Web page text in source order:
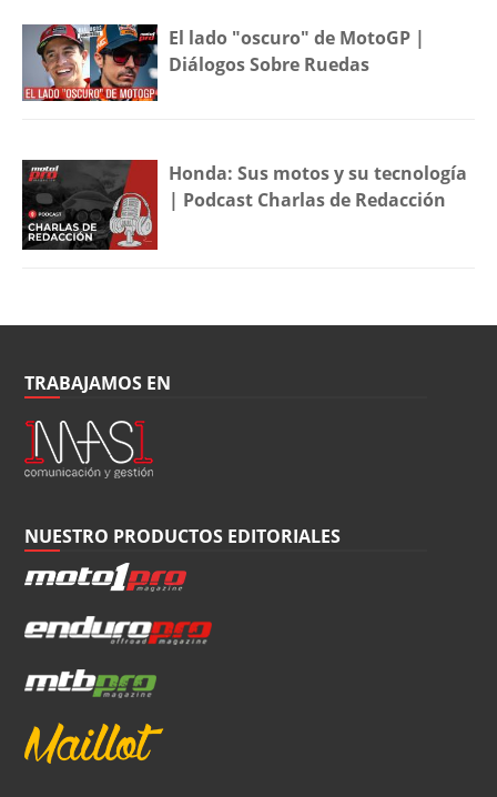
El lado "oscuro" de MotoGP |
Diálogos Sobre Ruedas
Honda: Sus motos y su tecnología
| Podcast Charlas de Redacción
TRABAJAMOS EN
NUESTRO PRODUCTOS EDITORIALES